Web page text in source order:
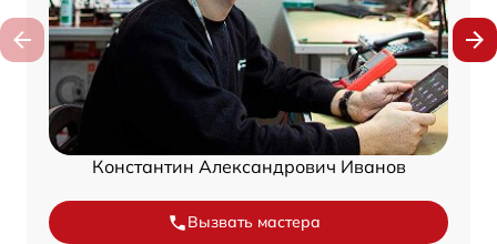
Константин Александрович Иванов
Вызвать мастера